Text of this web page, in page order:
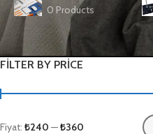
0 Products
FILTER BY PRICE
Fiyat: ₺240 —₺360